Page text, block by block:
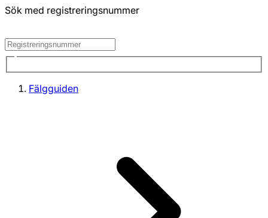
Sök med registreringsnummer
Fälgguiden